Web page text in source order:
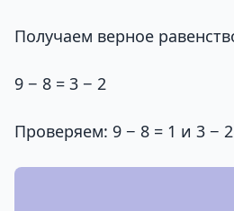
Получаем верное
9 − 8 = 3 − 2
Проверяем: 9 − 8 = 1 и 3 −